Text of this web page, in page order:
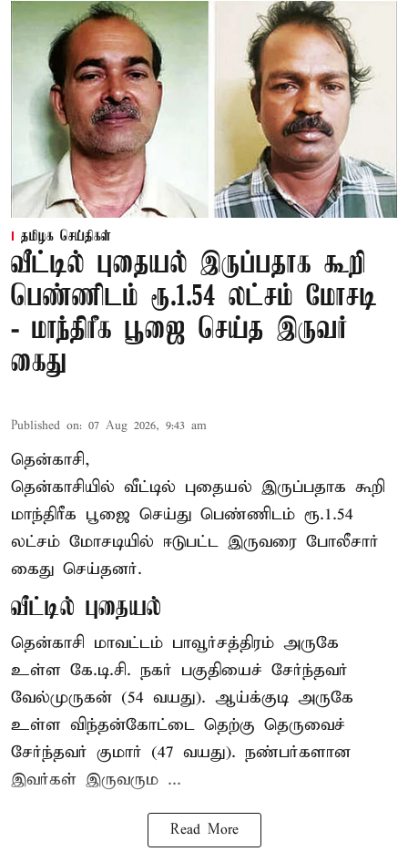
தமிழக செய்திகள்
வீட்டில் புதையல் இருப்பதாக கூறி
பெண்ணிடம் ரூ.1.54 லட்சம் மோசடி
- மாந்திரீக பூஜை செய்த இருவர்
கைது
Published on: 07 Aug 2026, 9:43 am
தென்காசி,
தென்காசியில் வீட்டில் புதையல் இருப்பதாக கூறி
மாந்திரீக பூஜை செய்து பெண்ணிடம் ரூ.1.54
லட்சம் மோசடியில் ஈடுபட்ட இருவரை போலீசார்
கைது செய்தனர்.
வீட்டில் புதையல்
தென்காசி மாவட்டம் பாவூர்சத்திரம் அருகே
உள்ள கே.டி.சி. நகர் பகுதியைச் சேர்ந்தவர்
வேல்முருகன் (54 வயது). ஆய்க்குடி அருகே
உள்ள விந்தன்கோட்டை தெற்கு தெருவைச்
சேர்ந்தவர் குமார் (47 வயது). நண்பர்களான
இவர்கள் இருவரும ...
Read More